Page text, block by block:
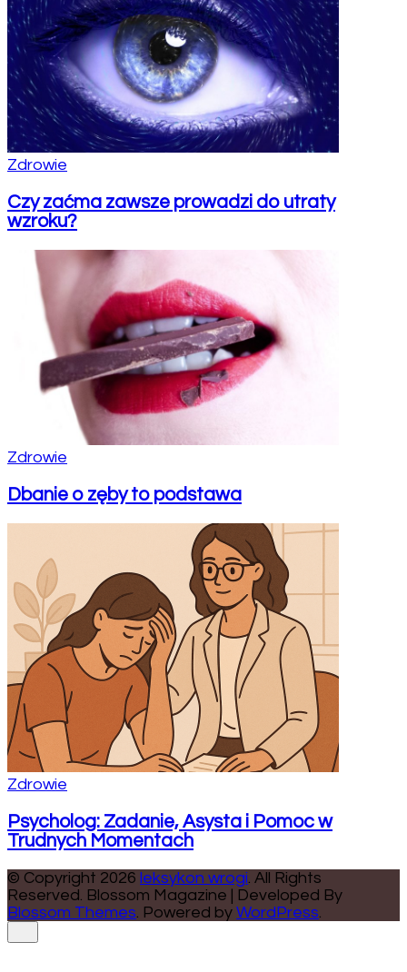
Zdrowie
Czy zaćma zawsze prowadzi do utraty
wzroku?
Zdrowie
Dbanie o zęby to podstawa
Zdrowie
Psycholog: Zadanie, Asysta i Pomoc w
Trudnych Momentach
© Copyright 2026 leksykon wrogi. All Rights
Reserved. Blossom Magazine | Developed By
Blossom Themes. Powered by WordPress.